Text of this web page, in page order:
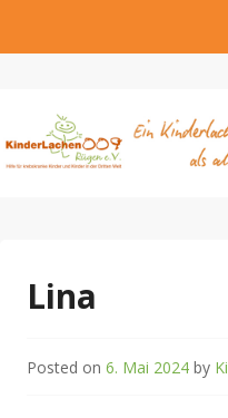
Lina
Posted on 6. Mai 2024 by